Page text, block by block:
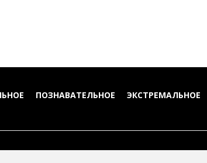
ПОЗНАВАТЕЛЬНОЕ ЭКСТРЕМАЛЬНОЕ